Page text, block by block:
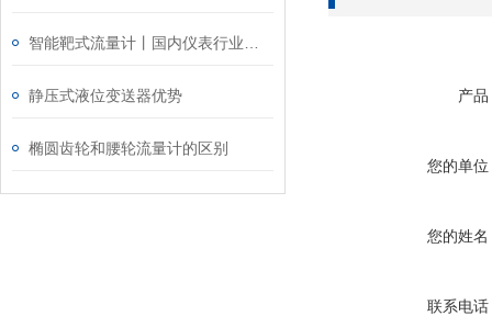
静压式液位变送器优势
椭圆齿轮和腰轮流量计的区别
产品
您的单位
您的姓名
联系电话